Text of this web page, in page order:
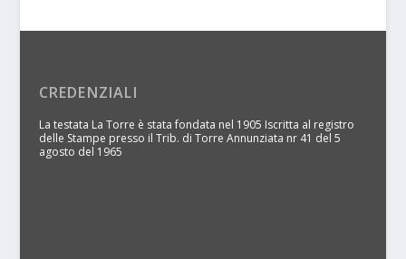
CREDENZIALI
La testata La Torre è stata fondata nel 1905 Iscritta al registro
delle Stampe presso il Trib. di Torre Annunziata nr 41 del 5
agosto del 1965